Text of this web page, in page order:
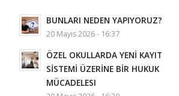
BUNLARI NEDEN YAPIYORUZ?
20 Mayıs 2026 - 16:37
ÖZEL OKULLARDA YENİ KAYIT
SİSTEMİ ÜZERİNE BİR HUKUK
MÜCADELESI